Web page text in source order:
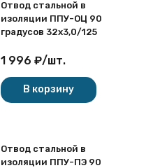
Отвод стальной в
изоляции ППУ-ОЦ 90
градусов 32х3,0/125
1 996 ₽/шт.
В корзину
Отвод стальной в
изоляции ППУ-ПЭ 90